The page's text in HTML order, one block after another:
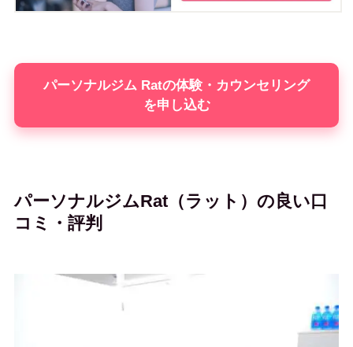
パーソナルジム Ratの体験・カウンセリング
を申し込む
パーソナルジムRat（ラット）の良い口
コミ・評判